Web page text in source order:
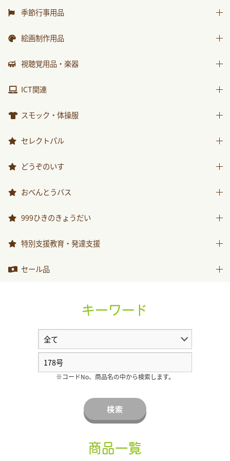
世界の昔話名作選
科学が好きになるおはなし
ｽｰﾊﾟｰﾜｲﾄﾞことばとかず
ｽｰﾊﾟｰﾜｲﾄﾞお話かずあそび
あそぼ！
みてみて！
2026年度月刊絵本
運動遊具
季節行事用品
運動会用品
包装紙・紙袋
絵画制作用品
画材
視聴覚用品・楽器
視聴覚用品
ICT関連
ICT関連
スモック・体操服
スモック
セレクトパル
先生用ウェア
どうぞのいす
どうぞのいす
おべんとうバス
おべんとうバス
999ひきのきょうだい
999ひきのきょうだい
特別支援教育・発達支援
特別支援教育・発達支援
セール品
キーワード
※コードNo、商品名の中から検索します。
検索
商品一覧